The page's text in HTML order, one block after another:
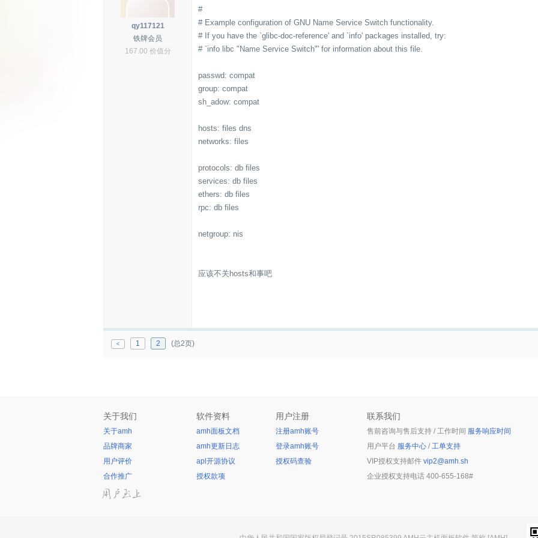
qy117121
铁牌会员
167.00 价值分
#
# Example configuration of GNU Name Service Switch functionality.
# If you have the `glibc-doc-reference' and `info' packages installed, try:
# `info libc "Name Service Switch"' for information about this file.
passwd: compat
group: compat
sh_adow: compat
hosts: files dns
networks: files
protocols: db files
services: db files
ethers: db files
rpc: db files
netgroup: nis
应该不关hosts和事吧
< 1 2 (总2页)
关于我们
关于amh
品牌商家
用户评价
合作推广
软件资料
amh面板文档
amh更新日志
apl开源协议
授权款项
用户注册
注册amh账号
登录amh账号
授权码查验
联系我们
售前咨询与售后支持 / 工作时间 服务响应时间
用户平台 服务中心 / 工单支持
VIP授权支持邮件 vip2@amh.sh
企业授权支持电话 400-655-168#